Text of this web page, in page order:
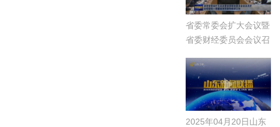
省委常委会扩大会议暨
省委财经委员会会议召
济形势和经济工作
2025年04月20日山东